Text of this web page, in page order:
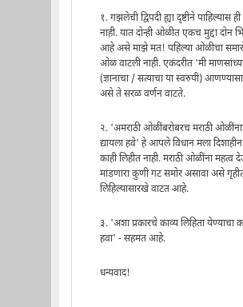
१. गझलेची द्विपदी ह्या दृष्टीने पाहिल्यास
नाही. यात दोन्ही ओळीत एकच मुद्दा दोन
आहे असे माझे मत! पहिल्या ओळीचा
ओळ वाटली नाही. एकंदरीत 'मी
(ज्ञानाचा / सत्याचा या स्वरुपी)
असे ते सरळ वर्णन वाटते.
२. 'अमराठी ओळींबरोबरच मराठी
द्यायला हवे' हे आपले विधान मला दिशाहीन
काही लिहीत नाही. मराठी ओळींना महत्व
मांडणारा कुणी गट समोर असावा असे
लिहिल्यासारखे वाटत आहे.
३. 'अशा प्रकारचे काव्य लिहिता येण्याचा
हवा' - सहमत आहे.
धन्यवाद!